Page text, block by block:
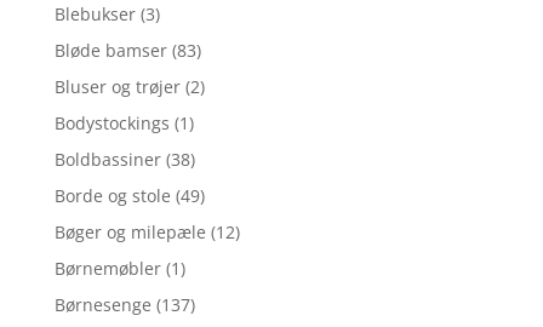
Blebukser (3)
Bløde bamser (83)
Bluser og trøjer (2)
Bodystockings (1)
Boldbassiner (38)
Borde og stole (49)
Bøger og milepæle (12)
Børnemøbler (1)
Børnesenge (137)